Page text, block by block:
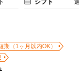
シフト
期（1ヶ月以内OK）